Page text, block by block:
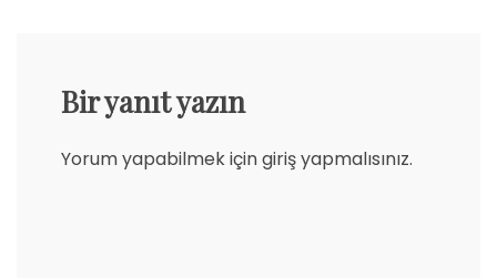
Bir yanıt yazın
Yorum yapabilmek içingiriş yapmalısınız.